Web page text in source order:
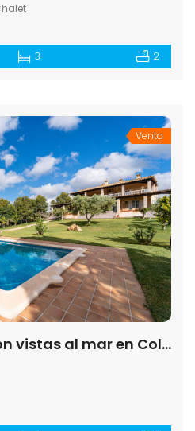
3 2
Venta
Casa de campo con vistas al mar en Colonia de Sant Jordi — 307 m², 5 dorm., piscina salada 52 m²